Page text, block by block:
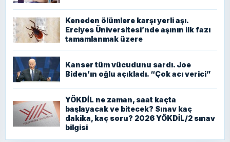
Keneden ölümlere karşı yerli aşı.
Erciyes Üniversitesi’nde aşının ilk fazı
tamamlanmak üzere
Kanser tüm vücudunu sardı. Joe
Biden’ın oğlu açıkladı. “Çok acı verici”
YÖKDİL ne zaman, saat kaçta
başlayacak ve bitecek? Sınav kaç
dakika, kaç soru? 2026 YÖKDİL/2 sınav
bilgisi